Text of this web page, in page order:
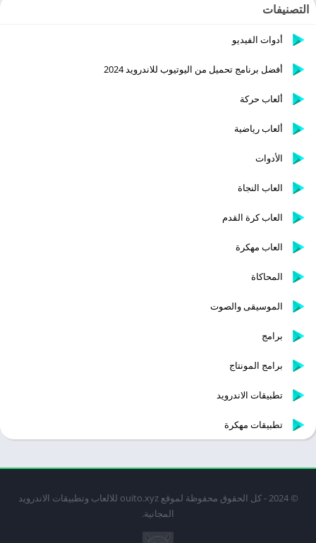
التصنيفات
أدوات الفيديو
أفضل برنامج تحميل من اليوتيوب للاندرويد 2024
ألعاب حركة
ألعاب رياضية
الأدوات
العاب النجاة
العاب كرة القدم
العاب مهكرة
المحاكاة
الموسيقى والصوت
برامج
برامج المونتاج
تطبيقات الاندرويد
تطبيقات مهكرة
© 2024 - كل الحقوق محفوظة لموقع ouito.xyz للالعاب وتطبيقات الاندرويد
المجانية.